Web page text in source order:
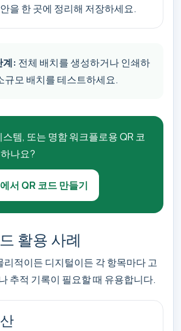
을 한 곳에 정리해 저장하세요.
계: 전체 배치를 생성하거나 인쇄하
규모 배치를 테스트하세요.
템, 또는 명함 워크플로용 QR 코
나요?
서 QR 코드 만들기
활용 사례
리적이든 디지털이든 각 항목마다 고
추적 기록이 필요할 때 유용합니다.